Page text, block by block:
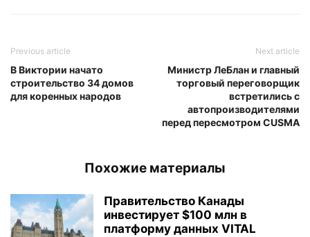
Previous article
В Виктории начато
строительство 34 домов
для коренных народов
Next article
Министр ЛеБлан и главный
торговый переговорщик
встретились с
автопроизводителями
перед пересмотром CUSMA
Похожие материалы
Правительство Канады
инвестирует $100 млн в
платформу данных VITAL